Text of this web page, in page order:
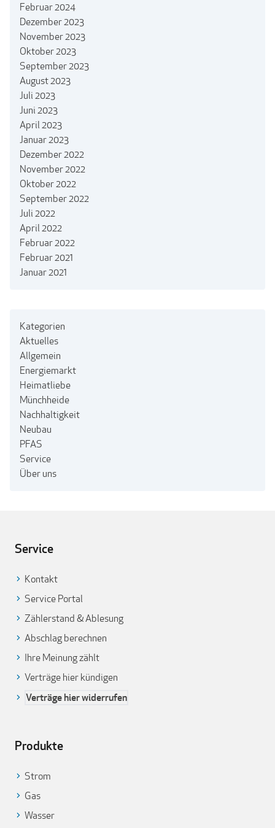
Februar 2024
Dezember 2023
November 2023
Oktober 2023
September 2023
August 2023
Juli 2023
Juni 2023
April 2023
Januar 2023
Dezember 2022
November 2022
Oktober 2022
September 2022
Juli 2022
April 2022
Februar 2022
Februar 2021
Januar 2021
Kategorien
Aktuelles
Allgemein
Energiemarkt
Heimatliebe
Münchheide
Nachhaltigkeit
Neubau
PFAS
Service
Über uns
Service
Kontakt
Service Portal
Zählerstand & Ablesung
Abschlag berechnen
Ihre Meinung zählt
Verträge hier kündigen
Verträge hier widerrufen
Produkte
Strom
Gas
Wasser